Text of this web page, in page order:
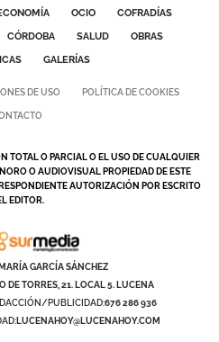
OCIO
COFRADÍAS
CÓRDOBA SALUD
OBRAS
GALERÍAS
DE USO POLÍTICA DE COOKIES
TOTAL O PARCIAL O EL USO DE CUALQUIER
O AUDIOVISUAL PROPIEDAD DE ESTE
AUTORIZACIÓN POR ESCRITO
EDITOR.
GARCÍA SÁNCHEZ
DE TORRES, 21. LOCAL 5. LUCENA
PUBLICIDAD:676 286 936
LUCENAHOY@LUCENAHOY.COM